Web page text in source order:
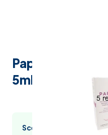
Papilocare gel
5ml
Scegli l’acquisto